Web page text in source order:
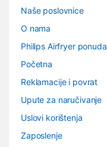
Naše poslovnice
O nama
Philips Airfryer ponuda
Početna
Reklamacije i povrat
Upute za naručivanje
Uslovi korištenja
Zaposlenje